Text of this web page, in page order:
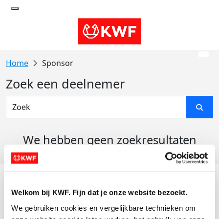
Welkom bij KWF. Fijn dat je onze website bezoekt.
We gebruiken cookies en vergelijkbare technieken om
Sponsor
Zoek een deelnemer
We hebben geen zoekresultaten
Actiematerialen
Evenementen